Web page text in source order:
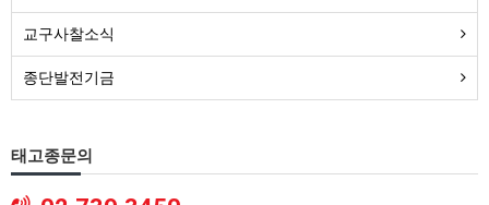
교구사찰소식
종단발전기금
태고종문의